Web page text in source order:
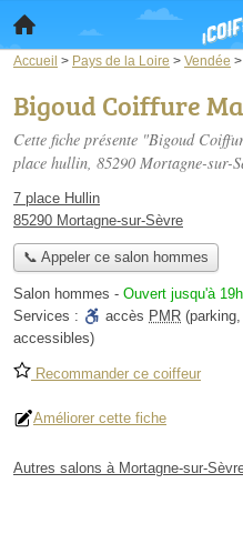
Accueil > Pays de la Loire > Vendée >
Bigoud Coiffure
Cette fiche présente "Bigoud
place hullin, 85290 Mortagne-sur-
7 place Hullin
85290 Mortagne-sur-Sèvre
📞 Appeler ce salon hommes
Salon hommes - Ouvert jusqu'à
Services :
accès PMR
accessibles)
Recommander ce coiffeur
Améliorer cette fiche
Autres salons à Mortagne-sur-